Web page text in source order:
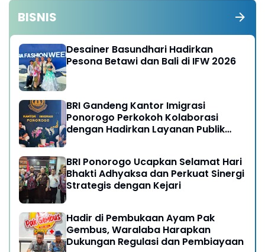
BISNIS
Desainer Basundhari Hadirkan
Pesona Betawi dan Bali di IFW 2026
BRI Gandeng Kantor Imigrasi
Ponorogo Perkokoh Kolaborasi
dengan Hadirkan Layanan Publik
BRI Ponorogo Ucapkan Selamat Hari
Bhakti Adhyaksa dan Perkuat Sinergi
Strategis dengan Kejari
Hadir di Pembukaan Ayam Pak
Gembus, Waralaba Harapkan
Dukungan Regulasi dan Pembiayaan